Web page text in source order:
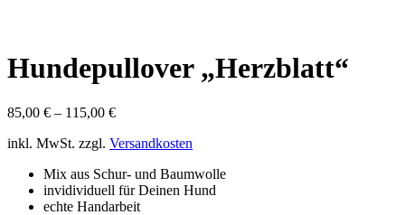
Hundepullover „Herzblatt“
85,00 € – 115,00 €
inkl. MwSt. zzgl. Versandkosten
Mix aus Schur- und Baumwolle
invidividuell für Deinen Hund
echte Handarbeit